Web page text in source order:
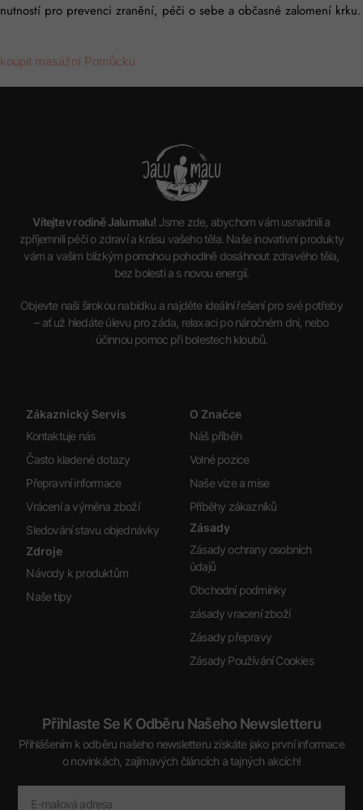
nutností pro prevenci zranění, péči o sebe a občasné zalomení krku.
koupit masážní Pomůcku
Vítejte v rodině Jalumalu! Jsme zde, abychom vám usnadnili a
zpříjemnili péči o zdraví a krásu vašeho těla. Naše inovativní produkty
vám a vašim blízkým pomohou pohodlně dosáhnout zdravého těla,
bez bolesti a s novou energií.
Objevte naši širokou nabídku a najděte ideální řešení pro své potřeby
– ať už hledáte úlevu pro záda, relaxaci po náročném dni, nebo
účinnou pomoc při bolestech kloubů.
Zákaznický Servis
Kontaktuje nás
Často kladené dotazy
Přepravní informace
Vrácení a výměna zboží
Sledování stavu objednávky
Zdroje
Návody k produktům
Naše tipy
O Značce
Náš příběh
Volné pozice
Naše vize a mise
Příběhy zákazníků
Zásady
Zásady ochrany osobních
údajů
Obchodní podmínky
zásady vracení zboží
Zásady přepravy
Zásady Používání Cookies
Přihlaste Se K Odběru Našeho Newsletteru
Přihlášením k odběru našeho newsletteru získáte jako první informace
o novinkách, zajímavých článcích a tajných akcích!